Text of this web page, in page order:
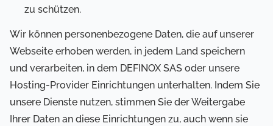
zu schützen.
Wir können personenbezogene Daten, die auf unserer
Webseite erhoben werden, in jedem Land speichern
und verarbeiten, in dem DEFINOX SAS oder unsere
Hosting-Provider Einrichtungen unterhalten. Indem Sie
unsere Dienste nutzen, stimmen Sie der Weitergabe
Ihrer Daten an diese Einrichtungen zu, auch wenn sie